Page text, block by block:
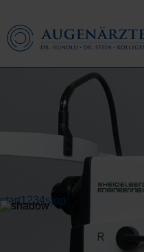
start1234stop
Komm zu